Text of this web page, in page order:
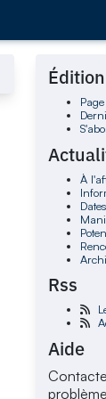
À
Rss
Aide